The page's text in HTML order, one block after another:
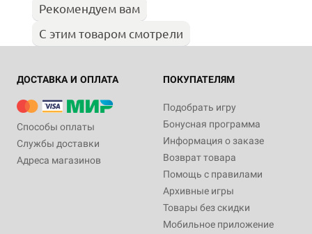
Рекомендуем вам
С этим товаром смотрели
ДОСТАВКА И ОПЛАТА
Способы оплаты
Службы доставки
Адреса магазинов
ПОКУПАТЕЛЯМ
Подобрать игру
Бонусная программа
Информация о заказе
Возврат товара
Помощь с правилами
Архивные игры
Товары без скидки
Мобильное приложение